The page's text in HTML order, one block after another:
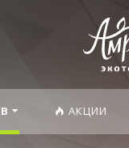
АКЦИИ